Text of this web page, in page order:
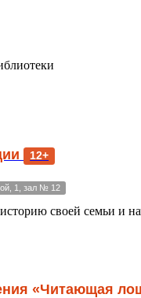
12+
1, зал № 12
своей семьи и
«Читающая